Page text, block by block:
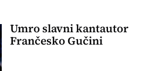
Umro slavni kantautor
Frančesko Gučini